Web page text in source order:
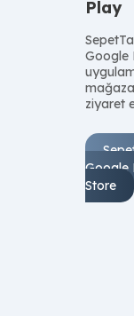
Play
Google
ziyaret
Google
Store